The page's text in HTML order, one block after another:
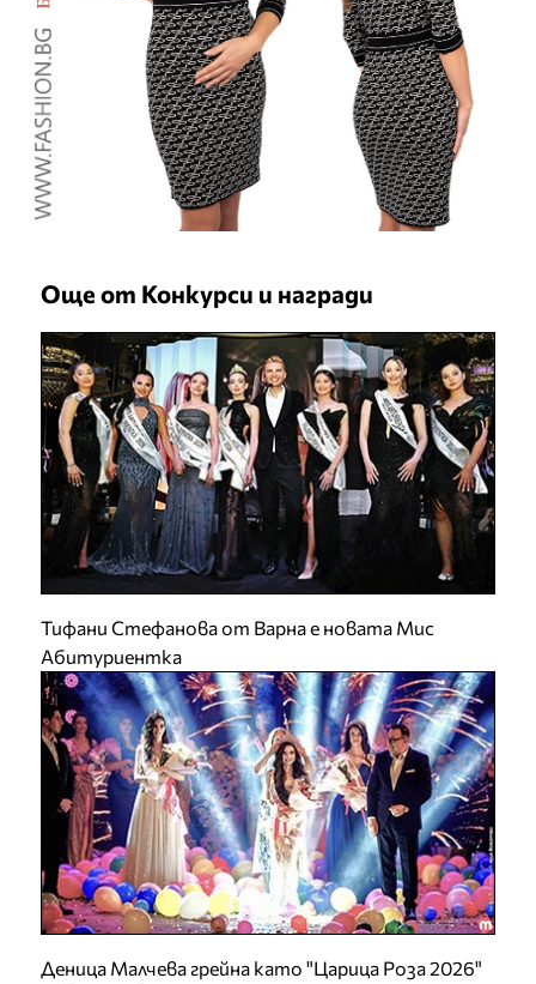
Още от Конкурси и награди
Тифани Стефанова от Варна е новата Мис
Абитуриентка
Деница Малчева грейна като "Царица Роза 2026"